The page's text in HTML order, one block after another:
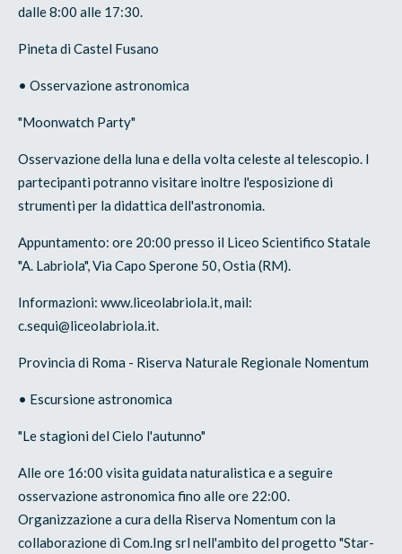
dalle 8:00 alle 17:30.
Pineta di Castel Fusano
• Osservazione astronomica
"Moonwatch Party"
Osservazione della luna e della volta celeste al telescopio. I
partecipanti potranno visitare inoltre l'esposizione di
strumenti per la didattica dell'astronomia.
Appuntamento: ore 20:00 presso il Liceo Scientifico Statale
"A. Labriola", Via Capo Sperone 50, Ostia (RM).
Informazioni: www.liceolabriola.it, mail:
c.sequi@liceolabriola.it.
Provincia di Roma - Riserva Naturale Regionale Nomentum
• Escursione astronomica
"Le stagioni del Cielo l'autunno"
Alle ore 16:00 visita guidata naturalistica e a seguire
osservazione astronomica fino alle ore 22:00.
Organizzazione a cura della Riserva Nomentum con la
collaborazione di Com.Ing srl nell'ambito del progetto "Star-